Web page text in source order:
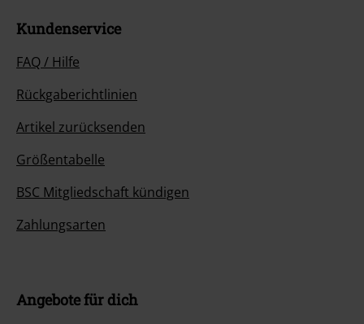
Kundenservice
FAQ / Hilfe
Rückgaberichtlinien
Artikel zurücksenden
Größentabelle
BSC Mitgliedschaft kündigen
Zahlungsarten
Angebote für dich